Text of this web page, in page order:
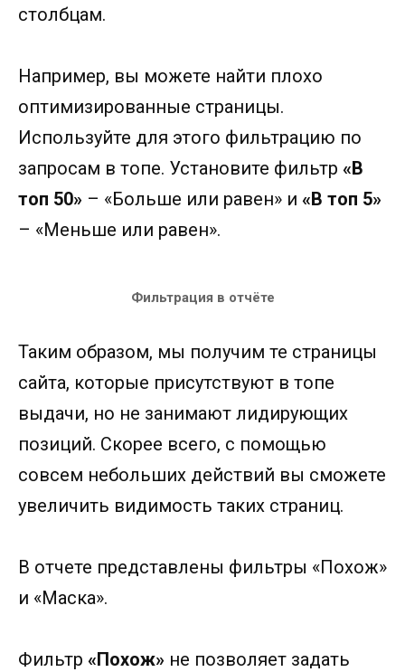
столбцам.
Например, вы можете найти плохо
оптимизированные страницы.
Используйте для этого фильтрацию по
запросам в топе. Установите фильтр «В
топ 50» – «Больше или равен» и «В топ 5»
– «Меньше или равен».
Фильтрация в отчёте
Таким образом, мы получим те страницы
сайта, которые присутствуют в топе
выдачи, но не занимают лидирующих
позиций. Скорее всего, с помощью
совсем небольших действий вы сможете
увеличить видимость таких страниц.
В отчете представлены фильтры «Похож»
и «Маска».
Фильтр «Похож» не позволяет задать